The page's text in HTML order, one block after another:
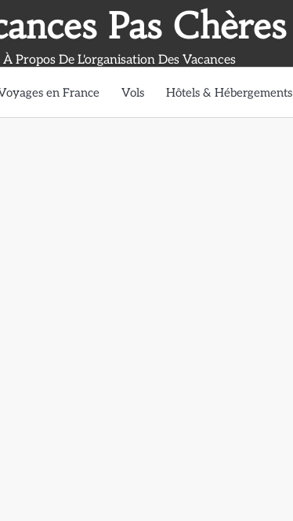
Pas Chères
À Propos De L'organisation Des Vacances
en France Vols Hôtels & Hébergements